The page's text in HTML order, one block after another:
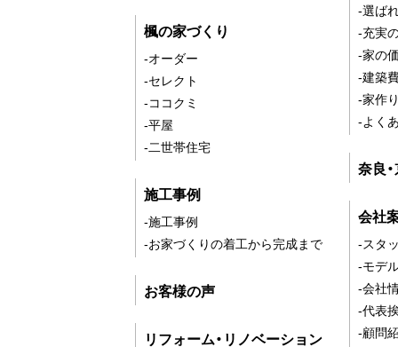
楓の家づくり
-オーダー
-セレクト
-ココクミ
-平屋
-二世帯住宅
施工事例
-施工事例
-お家づくりの着工から完成まで
お客様の声
リフォーム・リノベーション
-選ば
-充実
-家の
-建築
-家作
-よく
奈良
会社
-スタ
-モデ
-会社
-代表
-顧問